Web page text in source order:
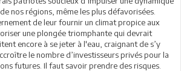
nos régions, même les plus défavorisées.
de leur fournir un climat propice aux
une plongée triomphante qui devrait
encore à se jeter à l'eau, craignant de s’y
le nombre d’investisseurs privés pour la
futures. Il faut savoir prendre des risques.